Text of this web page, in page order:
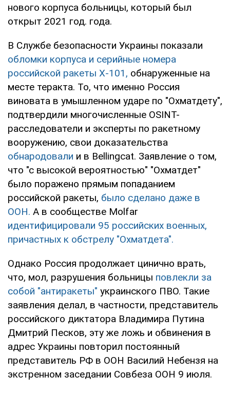
нового корпуса больницы, который был
открыт 2021 год. года.
В Службе безопасности Украины показали
обломки корпуса и серийные номера
российской ракеты Х-101, обнаруженные на
месте теракта. То, что именно Россия
виновата в умышленном ударе по "Охматдету",
подтвердили многочисленные OSINT-
расследователи и эксперты по ракетному
вооружению, свои доказательства
обнародовали и в Bellingcat. Заявление о том,
что "с высокой вероятностью" "Охматдет"
было поражено прямым попаданием
российской ракеты, было сделано даже в
ООН. А в сообществе Molfar
идентифицировали 95 российских военных,
причастных к обстрелу "Охматдета".
Однако Россия продолжает цинично врать,
что, мол, разрушения больницы повлекли за
собой "антиракеты" украинского ПВО. Такие
заявления делал, в частности, представитель
российского диктатора Владимира Путина
Дмитрий Песков, эту же ложь и обвинения в
адрес Украины повторил постоянный
представитель РФ в ООН Василий Небензя на
экстренном заседании Совбеза ООН 9 июля.